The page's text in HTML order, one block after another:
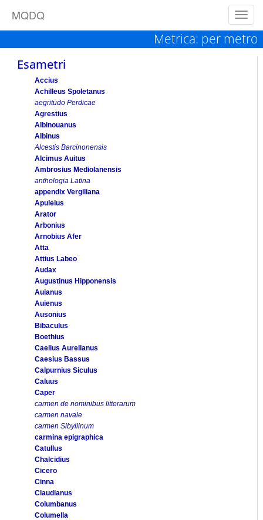
MQDQ
Metrica: per metro
Esametri
Accius
Achilleus Spoletanus
aegritudo Perdicae
Agrestius
Albinouanus
Albinus
Alcestis Barcinonensis
Alcimus Auitus
Ambrosius Mediolanensis
anthologia Latina
appendix Vergiliana
Apuleius
Arator
Arbonius
Arnobius Afer
Atta
Attius Labeo
Audax
Augustinus Hipponensis
Auianus
Auienus
Ausonius
Bibaculus
Boethius
Caelius Aurelianus
Caesius Bassus
Calpurnius Siculus
Caluus
Caper
carmen de nominibus litterarum
carmen navale
carmen Sibyllinum
carmina epigraphica
Catullus
Chalcidius
Cicero
Cinna
Claudianus
Columbanus
Columella